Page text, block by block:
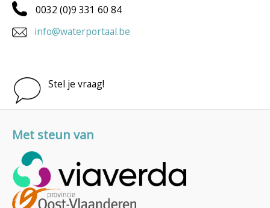
0032 (0)9 331 60 84
info@waterportaal.be
Stel je vraag!
Met steun van